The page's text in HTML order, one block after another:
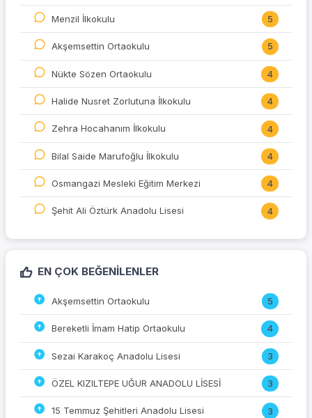
Menzil İlkokulu 5
Akşemsettin Ortaokulu 5
Nükte Sözen Ortaokulu 4
Halide Nusret Zorlutuna İlkokulu 4
Zehra Hocahanım İlkokulu 4
Bilal Saide Marufoğlu İlkokulu 4
Osmangazi Mesleki Eğitim Merkezi 4
Şehit Ali Öztürk Anadolu Lisesi 4
EN ÇOK BEĞENILENLER
Akşemsettin Ortaokulu 5
Bereketli İmam Hatip Ortaokulu 4
Sezai Karakoç Anadolu Lisesi 3
ÖZEL KIZILTEPE UĞUR ANADOLU LİSESİ 3
15 Temmuz Şehitleri Anadolu Lisesi 3